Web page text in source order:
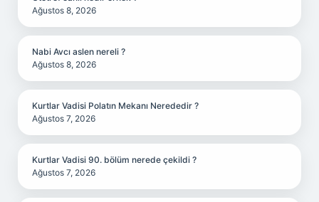
Ağustos 8, 2026
Nabi Avcı aslen nereli ?
Ağustos 8, 2026
Kurtlar Vadisi Polatın Mekanı Nerededir ?
Ağustos 7, 2026
Kurtlar Vadisi 90. bölüm nerede çekildi ?
Ağustos 7, 2026